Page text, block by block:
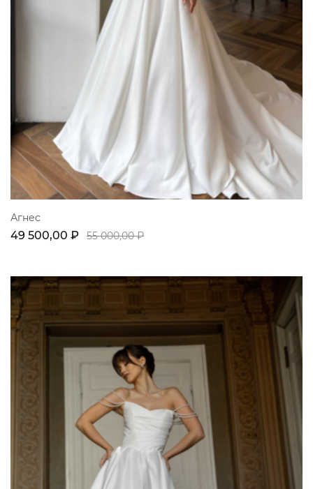
Агнес
49 500,00 ₽ 55 000,00 ₽